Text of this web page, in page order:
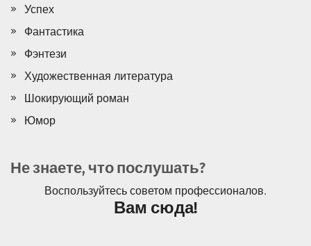
Успех
Фантастика
Фэнтези
Художественная литература
Шокирующий роман
Юмор
Не знаете, что послушать?
Воспользуйтесь советом профессионалов.
Вам сюда!